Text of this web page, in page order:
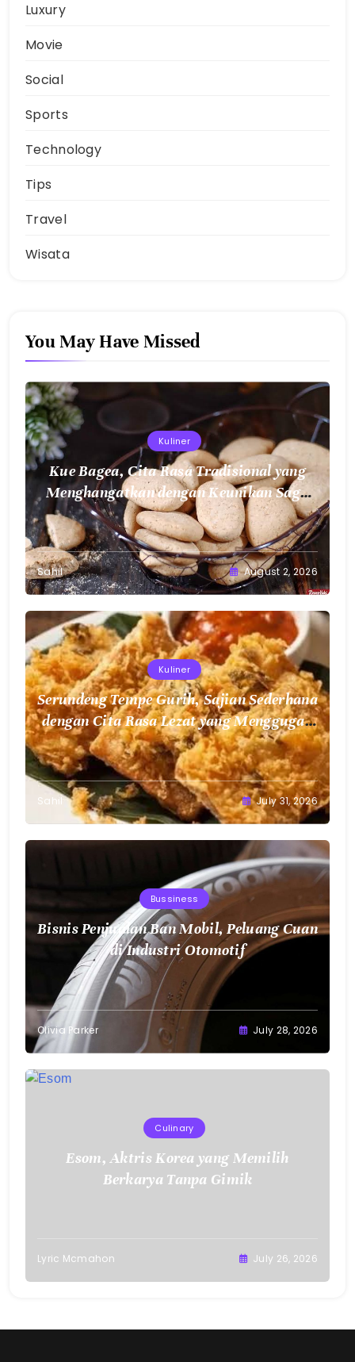
Luxury
Movie
Social
Sports
Technology
Tips
Travel
Wisata
You May Have Missed
Kuliner
Kue Bagea, Cita Rasa Tradisional yang
Menghangatkan dengan Keunikan Sagu
Nusantara
Sahil August 2, 2026
Kuliner
Serundeng Tempe Gurih, Sajian Sederhana
dengan Cita Rasa Lezat yang Menggugah
Selera
Sahil July 31, 2026
Bussiness
Bisnis Penjualan Ban Mobil, Peluang Cuan
di Industri Otomotif
Olivia Parker July 28, 2026
Culinary
Esom, Aktris Korea yang Memilih
Berkarya Tanpa Gimik
Lyric Mcmahon July 26, 2026